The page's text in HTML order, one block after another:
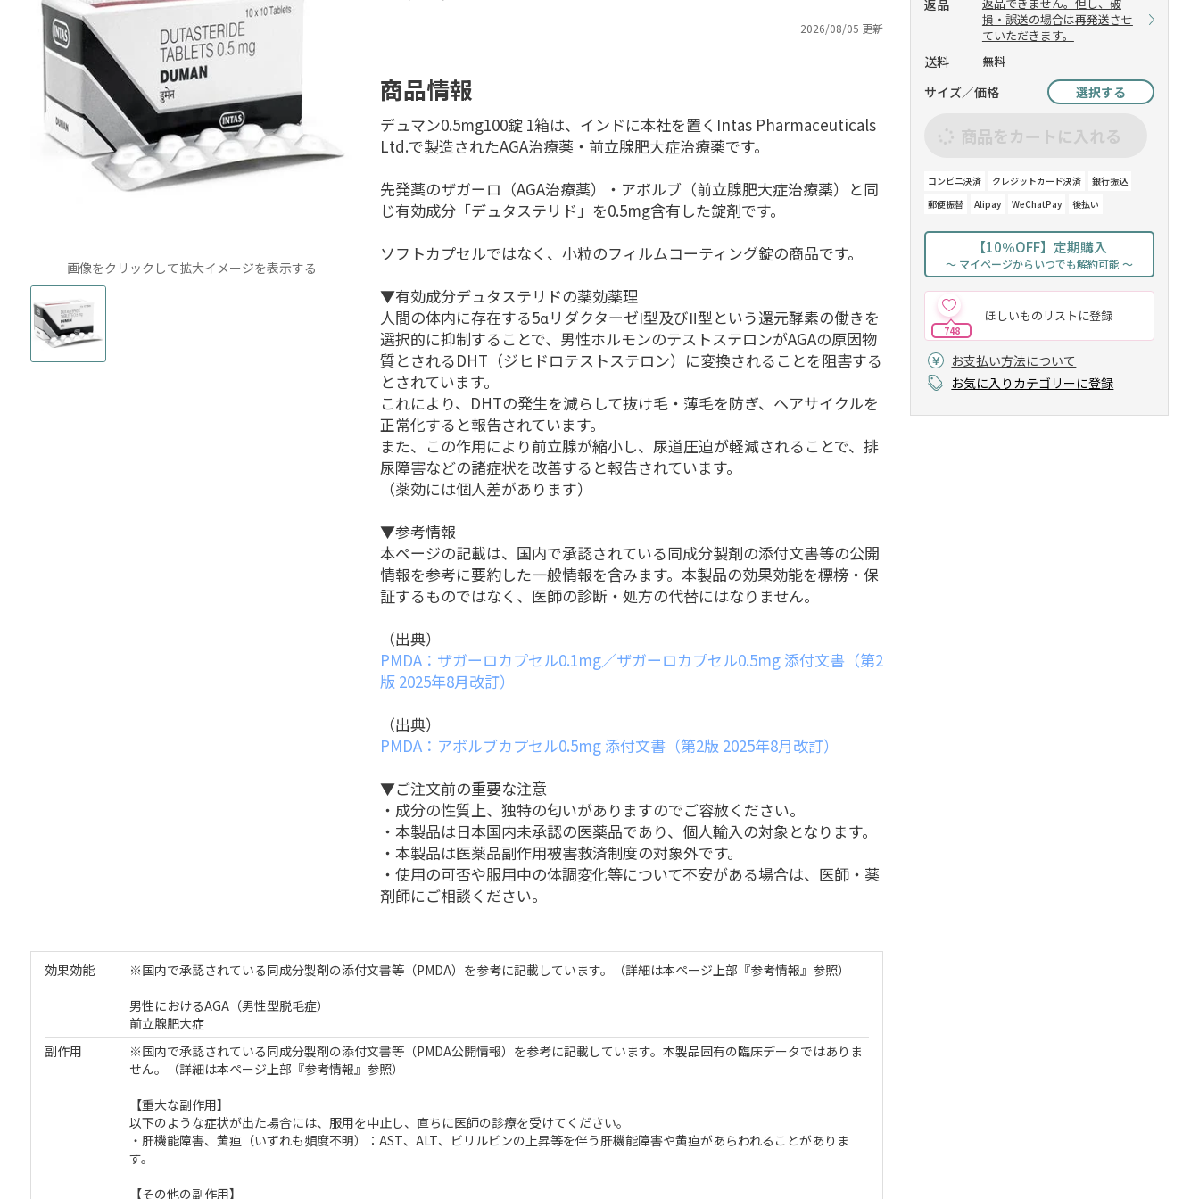
画像をクリックして拡大イメージを表示する
2026/08/05 更新
商品情報
デュマン0.5mg100錠 1箱は、インドに本社を置くIntas Pharmaceuticals
Ltd.で製造されたAGA治療薬・前立腺肥大症治療薬です。
先発薬のザガーロ（AGA治療薬）・アボルブ（前立腺肥大症治療薬）と同
じ有効成分「デュタステリド」を0.5mg含有した錠剤です。
ソフトカプセルではなく、小粒のフィルムコーティング錠の商品です。
▼有効成分デュタステリドの薬効薬理
人間の体内に存在する5αリダクターゼⅠ型及びⅡ型という還元酵素の働きを
選択的に抑制することで、男性ホルモンのテストステロンがAGAの原因物
質とされるDHT（ジヒドロテストステロン）に変換されることを阻害する
とされています。
これにより、DHTの発生を減らして抜け毛・薄毛を防ぎ、ヘアサイクルを
正常化すると報告されています。
また、この作用により前立腺が縮小し、尿道圧迫が軽減されることで、排
尿障害などの諸症状を改善すると報告されています。
（薬効には個人差があります）
▼参考情報
本ページの記載は、国内で承認されている同成分製剤の添付文書等の公開
情報を参考に要約した一般情報を含みます。本製品の効果効能を標榜・保
証するものではなく、医師の診断・処方の代替にはなりません。
（出典）
PMDA：ザガーロカプセル0.1mg／ザガーロカプセル0.5mg 添付文書（第2
版 2025年8月改訂）
（出典）
PMDA：アボルブカプセル0.5mg 添付文書（第2版 2025年8月改訂）
▼ご注文前の重要な注意
・成分の性質上、独特の匂いがありますのでご容赦ください。
・本製品は日本国内未承認の医薬品であり、個人輸入の対象となります。
・本製品は医薬品副作用被害救済制度の対象外です。
・使用の可否や服用中の体調変化等について不安がある場合は、医師・薬
剤師にご相談ください。
返品
損・誤送の場合は再発送させ
ていただきます。
送料 無料
サイズ／価格 選択する
商品をカートに入れる
コンビニ決済 クレジットカード決済
銀行振込
郵便振替
Alipay WeChatPay 後払い
【10％OFF】定期購入
～ マイページからいつでも解約可能 ～
ほしいものリストに登録
748
お支払い方法について
お気に入りカテゴリーに登録
効果効能
※国内で承認されている同成分製剤の添付文書等（PMDA）を参考に記載しています。（詳細は本ページ上部『参考情報』参照）
男性におけるAGA（男性型脱毛症）
前立腺肥大症
副作用
※国内で承認されている同成分製剤の添付文書等（PMDA公開情報）を参考に記載しています。本製品固有の臨床データではありま
せん。（詳細は本ページ上部『参考情報』参照）
【重大な副作用】
以下のような症状が出た場合には、服用を中止し、直ちに医師の診療を受けてください。
・肝機能障害、黄疸（いずれも頻度不明）：AST、ALT、ビリルビンの上昇等を伴う肝機能障害や黄疸があらわれることがありま
す。
【その他の副作用】